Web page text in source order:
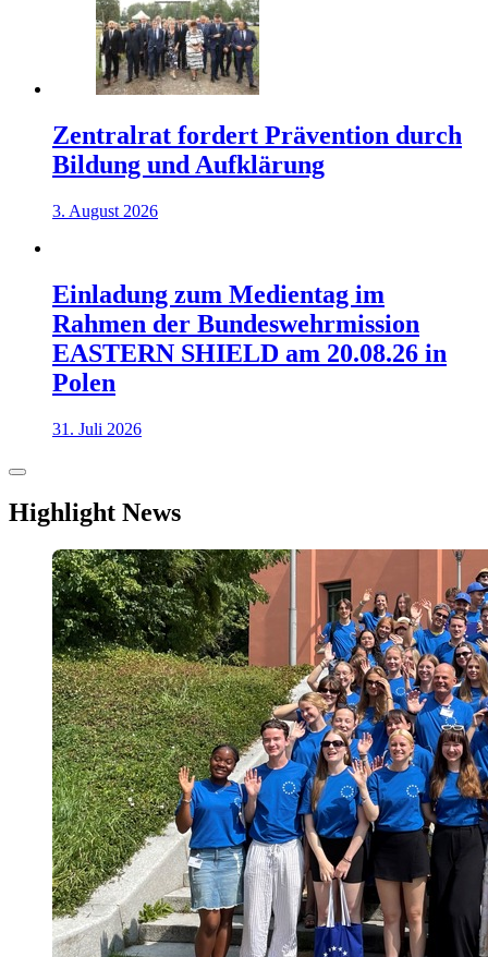
Zentralrat fordert Prävention durch
Bildung und Aufklärung
3. August 2026
Einladung zum Medientag im
Rahmen der Bundeswehrmission
EASTERN SHIELD am 20.08.26 in
Polen
31. Juli 2026
Highlight News